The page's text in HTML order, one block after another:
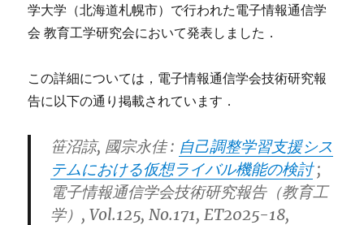
学大学（北海道札幌市）で行われた電子情報通信学
会 教育工学研究会において発表しました．
この詳細については，電子情報通信学会技術研究報
告に以下の通り掲載されています．
笹沼諒, 國宗永佳 : 自己調整学習支援シス
テムにおける仮想ライバル機能の検討;
電子情報通信学会技術研究報告（教育工
学）, Vol.125, No.171, ET2025-18,